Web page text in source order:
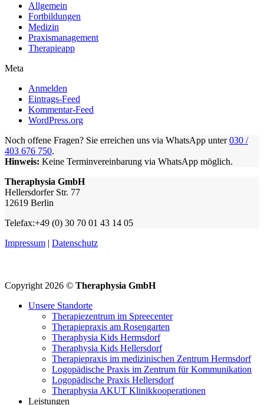
Allgemein
Fortbildungen
Medizin
Praxismanagement
Therapieapp
Meta
Anmelden
Eintrags-Feed
Kommentar-Feed
WordPress.org
Noch offene Fragen? Sie erreichen uns via WhatsApp unter030 /
403 676 750.
Hinweis: Keine Terminvereinbarung via WhatsApp möglich.
Theraphysia GmbH
Hellersdorfer Str. 77
12619 Berlin
Telefax:+49 (0) 30 70 01 43 14 05
Impressum | Datenschutz
Copyright 2026 © Theraphysia GmbH
Unsere Standorte
Therapiezentrum im Spreecenter
Therapiepraxis am Rosengarten
Theraphysia Kids Hermsdorf
Theraphysia Kids Hellersdorf
Therapiepraxis im medizinischen Zentrum Hermsdorf
Logopädische Praxis im Zentrum für Kommunikation
Logopädische Praxis Hellersdorf
Theraphysia AKUT Klinikkooperationen
Leistungen